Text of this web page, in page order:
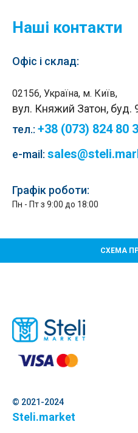
Наші контакти
Офіс і склад:
02156, Україна, м. Київ,
вул. Княжий Затон, буд.
тел.: +38 (073) 824 80
e-mail:
Графік роботи:
Пн - Пт з 9:00 до 18:00
СХЕМА
© 2021-2024
Steli.market